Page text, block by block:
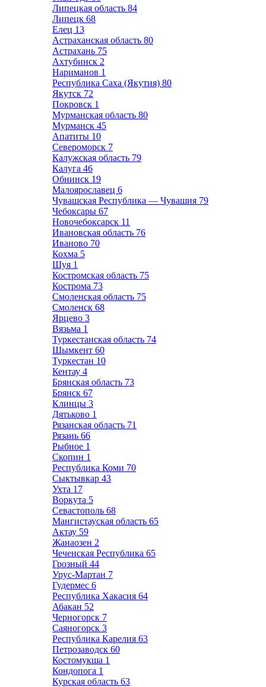
Липецкая область 84
Липецк 68
Елец 13
Астраханская область 80
Астрахань 75
Ахтубинск 2
Нариманов 1
Республика Саха (Якутия) 80
Якутск 72
Покровск 1
Мурманская область 80
Мурманск 45
Апатиты 10
Североморск 7
Калужская область 79
Калуга 46
Обнинск 19
Малоярославец 6
Чувашская Республика — Чувашия 79
Чебоксары 67
Новочебоксарск 11
Ивановская область 76
Иваново 70
Кохма 5
Шуя 1
Костромская область 75
Кострома 73
Смоленская область 75
Смоленск 68
Ярцево 3
Вязьма 1
Туркестанская область 74
Шымкент 60
Туркестан 10
Кентау 4
Брянская область 73
Брянск 67
Клинцы 3
Дятьково 1
Рязанская область 71
Рязань 66
Рыбное 1
Скопин 1
Республика Коми 70
Сыктывкар 43
Ухта 17
Воркута 5
Севастополь 68
Мангистауская область 65
Актау 59
Жанаозен 2
Чеченская Республика 65
Грозный 44
Урус-Мартан 7
Гудермес 6
Республика Хакасия 64
Абакан 52
Черногорск 7
Саяногорск 3
Республика Карелия 63
Петрозаводск 60
Костомукша 1
Кондопога 1
Курская область 63